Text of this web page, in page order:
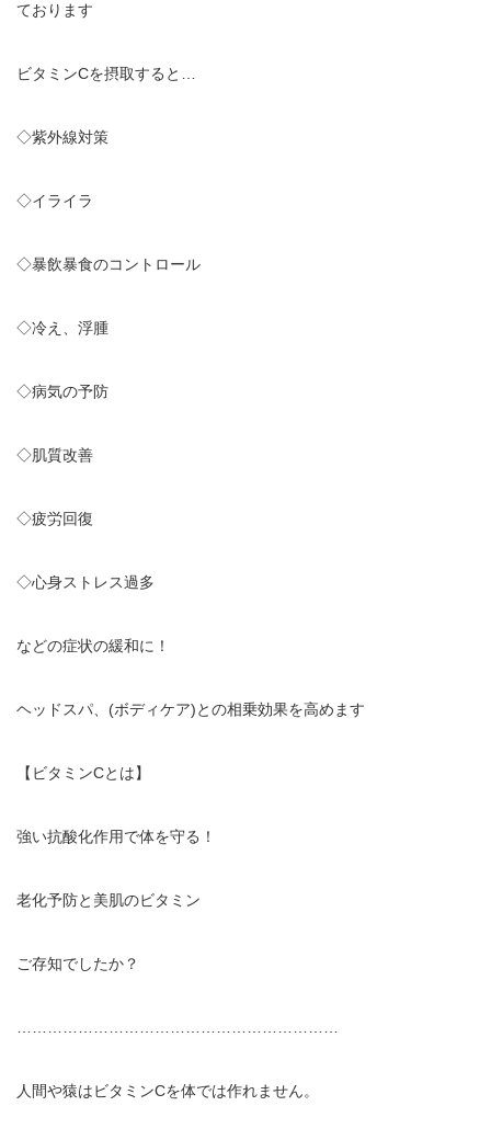
ております
ビタミンCを摂取すると
◇紫外線対策
◇イライラ
◇暴飲暴食のコントロール
◇冷え、浮腫
◇病気の予防
◇肌質改善
◇疲労回復
◇心身ストレス過多
などの症状の緩和に！
ヘッドスパ、 (ボディケア)との相乗効果を高めます
【ビタミンCとは】
強い抗酸化作用で体を守る！
老化予防と美肌のビタミン
ご存知でしたか？
人間や猿はビタミンCを体では作れません。